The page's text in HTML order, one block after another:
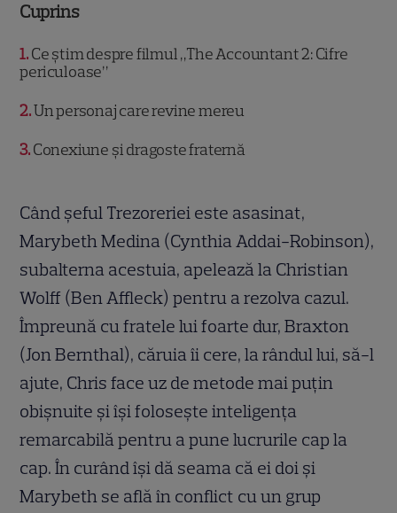
Cuprins
1 Ce știm despre filmul „The Accountant 2: Cifre
periculoase”
2 Un personaj care revine mereu
3 Conexiune și dragoste fraternă
Când șeful Trezoreriei este asasinat,
Marybeth Medina (Cynthia Addai-Robinson),
subalterna acestuia, apelează la Christian
Wolff (Ben Affleck) pentru a rezolva cazul.
Împreună cu fratele lui foarte dur, Braxton
(Jon Bernthal), căruia îi cere, la rândul lui, să-l
ajute, Chris face uz de metode mai puțin
obișnuite și își folosește inteligența
remarcabilă pentru a pune lucrurile cap la
cap. În curând își dă seama că ei doi și
Marybeth se află în conflict cu un grup